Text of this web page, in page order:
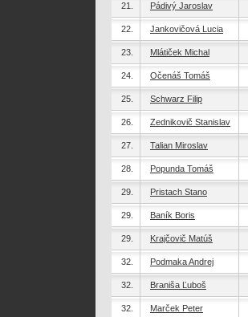
21. Pádivý Jaroslav
22. Jankovičová Lucia
23. Mlátiček Michal
24. Očenáš Tomáš
25. Schwarz Filip
26. Zednikovič Stanislav
27. Talian Miroslav
28. Popunda Tomáš
29. Pristach Stano
29. Baník Boris
29. Krajčovič Matúš
32. Podmaka Andrej
32. Braniša Ľuboš
32. Marček Peter